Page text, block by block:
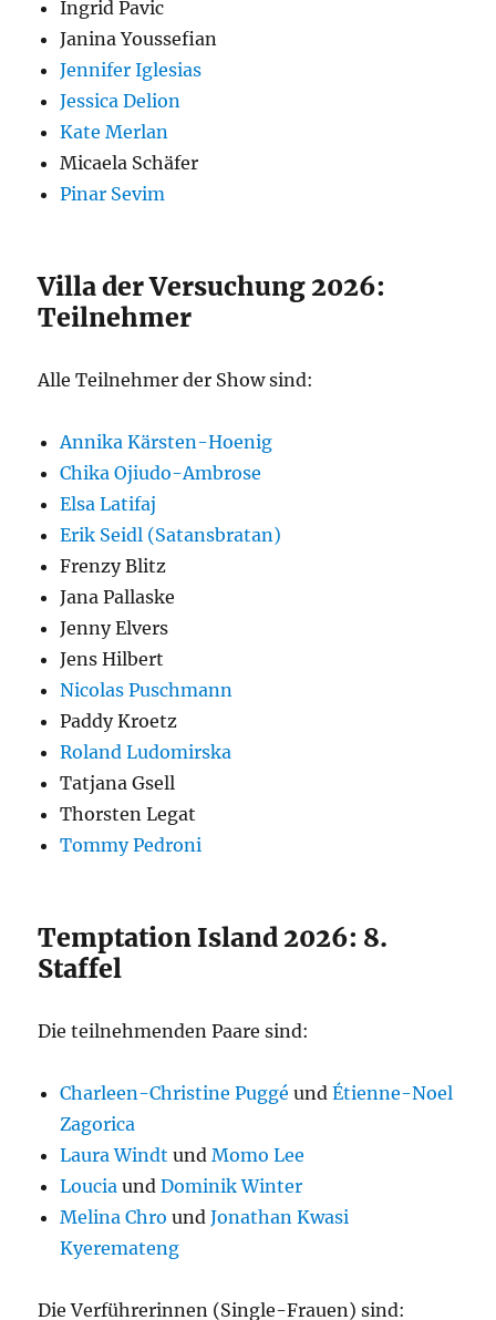
Ingrid Pavic
Janina Youssefian
Jennifer Iglesias
Jessica Delion
Kate Merlan
Micaela Schäfer
Pinar Sevim
Villa der Versuchung 2026:
Teilnehmer
Alle Teilnehmer der Show sind:
Annika Kärsten-Hoenig
Chika Ojiudo-Ambrose
Elsa Latifaj
Erik Seidl (Satansbratan)
Frenzy Blitz
Jana Pallaske
Jenny Elvers
Jens Hilbert
Nicolas Puschmann
Paddy Kroetz
Roland Ludomirska
Tatjana Gsell
Thorsten Legat
Tommy Pedroni
Temptation Island 2026: 8.
Staffel
Die teilnehmenden Paare sind:
Charleen-Christine Puggé undÉtienne-Noel
Zagorica
Laura Windt undMomo Lee
Loucia undDominik Winter
Melina Chro undJonathan Kwasi
Kyeremateng
Die Verführerinnen (Single-Frauen) sind: